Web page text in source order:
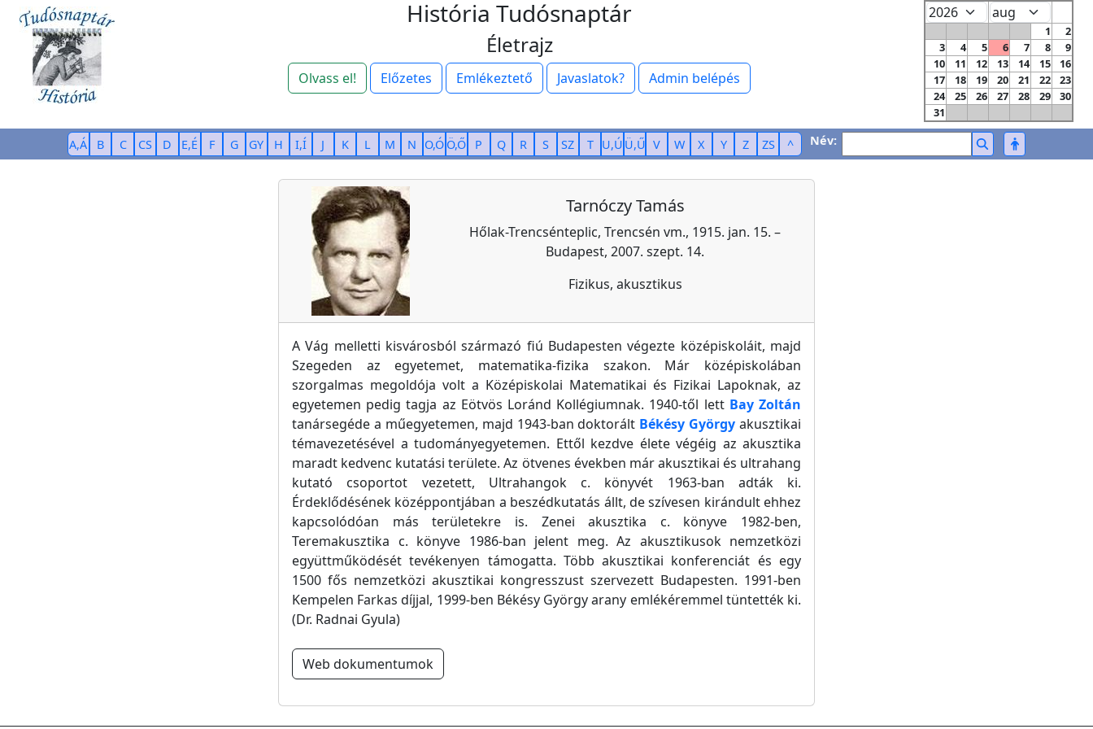
História Tudósnaptár
Életrajz
Olvass el! Előzetes Emlékeztető Javaslatok? Admin belépés
1
2
3
4 5 6 7 8
9
10
11 12 13 14 15
16
17
18 19 20 21 22
23
24
25 26 27 28 29
30
31
A,Á B C CS D E,É F G GY H I,Í J K L M N O,Ó Ö,Ő P Q R S SZ T U,Ú Ü,Ű V W X Y Z ZS ^ Név:
Tarnóczy Tamás
Hőlak-Trencsénteplic, Trencsén vm., 1915. jan. 15. –
Budapest, 2007. szept. 14.
Fizikus, akusztikus
A Vág melletti kisvárosból származó fiú Budapesten végezte középiskoláit, majd
Szegeden az egyetemet, matematika-fizika szakon. Már középiskolában
szorgalmas megoldója volt a Középiskolai Matematikai és Fizikai Lapoknak, az
egyetemen pedig tagja az Eötvös Loránd Kollégiumnak. 1940-től lett Bay Zoltán
tanársegéde a műegyetemen, majd 1943-ban doktorált Békésy György akusztikai
témavezetésével a tudományegyetemen. Ettől kezdve élete végéig az akusztika
maradt kedvenc kutatási területe. Az ötvenes években már akusztikai és ultrahang
kutató csoportot vezetett, Ultrahangok c. könyvét 1963-ban adták ki.
Érdeklődésének középpontjában a beszédkutatás állt, de szívesen kirándult ehhez
kapcsolódóan más területekre is. Zenei akusztika c. könyve 1982-ben,
Teremakusztika c. könyve 1986-ban jelent meg. Az akusztikusok nemzetközi
együttműködését tevékenyen támogatta. Több akusztikai konferenciát és egy
1500 fős nemzetközi akusztikai kongresszust szervezett Budapesten. 1991-ben
Kempelen Farkas díjjal, 1999-ben Békésy György arany emlékéremmel tüntették ki.
(Dr. Radnai Gyula)
Web dokumentumok